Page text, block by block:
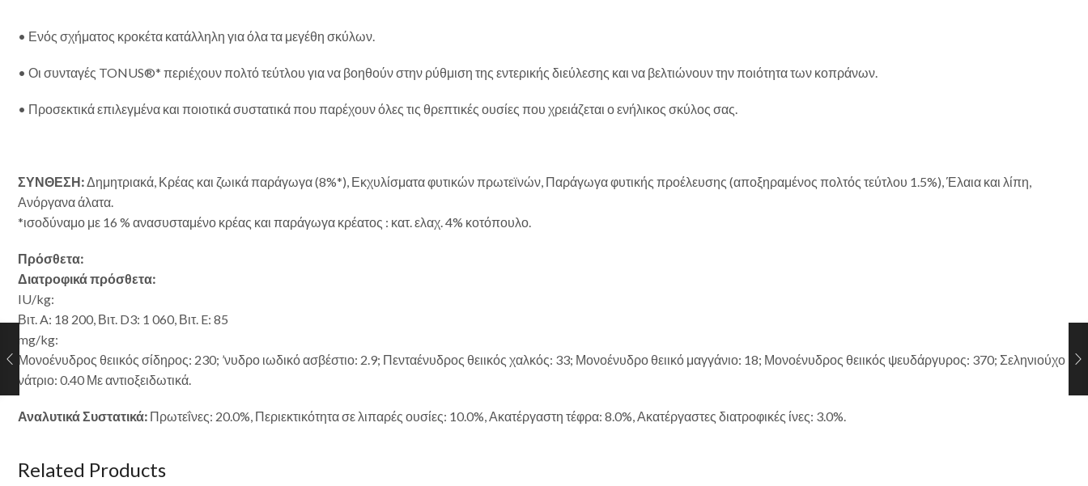
• Ενός σχήματος κροκέτα κατάλληλη για όλα τα μεγέθη σκύλων.
• Οι συνταγές TONUS®* περιέχουν πολτό τεύτλου για να βοηθούν στην ρύθμιση της εντερικής διεύλεσης και να βελτιώνουν την ποιότητα των κοπράνων.
• Προσεκτικά επιλεγμένα και ποιοτικά συστατικά που παρέχουν όλες τις θρεπτικές ουσίες που χρειάζεται ο ενήλικος σκύλος σας.
ΣΥΝΘΕΣΗ:Δημητριακά, Κρέας και ζωικά παράγωγα (8%*), Εκχυλίσματα φυτικών πρωτεϊνών, Παράγωγα φυτικής προέλευσης (αποξηραμένος πολτός τεύτλου 1.5%), Έλαια και λίπη,
Ανόργανα άλατα.
*ισοδύναμο με 16 % ανασυσταμένο κρέας και παράγωγα κρέατος : κατ. ελαχ. 4% κοτόπουλο.
Πρόσθετα:
Διατροφικά πρόσθετα:
IU/kg:
Βιτ. A: 18 200, Βιτ. D3: 1 060, Βιτ. E: 85
mg/kg:
Μονοένυδρος θειικός σίδηρος: 230; ’νυδρο ιωδικό ασβέστιο: 2.9; Πενταένυδρος θειικός χαλκός: 33; Μονοένυδρο θειικό μαγγάνιο: 18; Μονοένυδρος θειικός ψευδάργυρος: 370; Σεληνιούχο
νάτριο: 0.40 Με αντιοξειδωτικά.
Αναλυτικά Συστατικά: Πρωτεΐνες: 20.0%, Περιεκτικότητα σε λιπαρές ουσίες: 10.0%, Ακατέργαστη τέφρα: 8.0%, Ακατέργαστες διατροφικές ίνες: 3.0%.
Related Products